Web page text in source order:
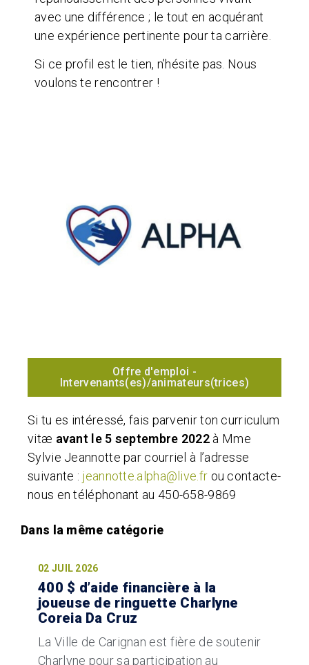
avec une différence ; le tout en acquérant
une expérience pertinente pour ta carrière.
Si ce profil est le tien, n’hésite pas. Nous
voulons te rencontrer !
Offre d'emploi -
Intervenants(es)/animateurs(trices)
Si tu es intéressé, fais parvenir ton curriculum
vitæ avant le 5 septembre 2022 à Mme
Sylvie Jeannotte par courriel à l’adresse
suivante : jeannotte.alpha@live.fr ou contacte-
nous en téléphonant au 450-658-9869
02 JUIL 2026
400 $ d’aide financière à la
joueuse de ringuette Charlyne
Coreia Da Cruz
La Ville de Carignan est fière de soutenir
Charlyne pour sa participation au